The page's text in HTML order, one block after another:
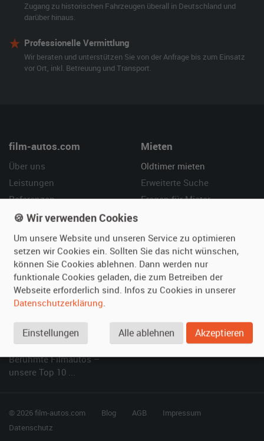
Zugang zu historischen Fahrzeugen überall in Deutschland und
darüber hinaus.
Professionelle Vermittlung
Wir beraten und unterstützen Sie von der Anfrage bis zum Einsatz
vor Ort, inkl. Betreuung und Transport.
film-autos.com
Über uns
Leistungen
Referenzen
Kundenmeinungen
Mieten
Oldtimer mieten
Erweiterte Suche
Fragen für Mieter
Vermieten
Oldtimer anmelden
Fotos senden
Fragen für Vermieter
Hilfe
Häufige Fragen (FAQ)
So funktioniert's
SPECIAL
Berühmte Filmautos –
unsere Top 10 ...
© 2026 film-autos.com Blog AGB
Impressum
Datenschutz
🍪 Wir verwenden Cookies
Um unsere Website und unseren Service zu optimieren
setzen wir Cookies ein. Sollten Sie das nicht wünschen,
können Sie Cookies ablehnen. Dann werden nur
funktionale Cookies geladen, die zum Betreiben der
Webseite erforderlich sind. Infos zu Cookies in unserer
Datenschutzerklärung.
Einstellungen Alle ablehnen Akzeptieren